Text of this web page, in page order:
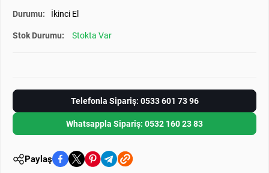
Durumu: İkinci El
Stok Durumu: Stokta Var
Telefonla Sipariş: 0533 601 73 96
Whatsappla Sipariş: 0532 160 23 83
Paylaş